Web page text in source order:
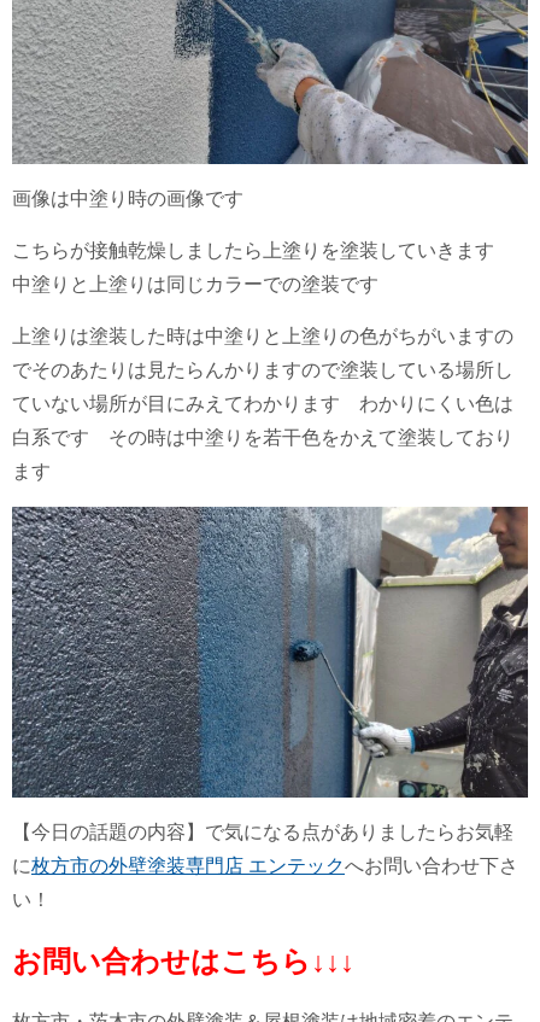
画像は中塗り時の画像です
こちらが接触乾燥しましたら上塗りを塗装していきます
中塗りと上塗りは同じカラーでの塗装です
上塗りは塗装した時は中塗りと上塗りの色がちがいますの
でそのあたりは見たらんかりますので塗装している場所し
ていない場所が目にみえてわかります わかりにくい色は
白系です その時は中塗りを若干色をかえて塗装しており
ます
【今日の話題の内容】で気になる点がありましたらお気軽
に枚方市の外壁塗装専門店 エンテックへお問い合わせ下さ
い！
お問い合わせはこちら↓↓↓